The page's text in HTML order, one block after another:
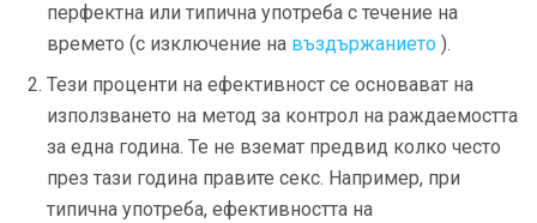
перфектна или типична употреба с течение на
времето (с изключение на въздържанието ).
Тези проценти на ефективност се основават на
използването на метод за контрол на раждаемостта
за една година. Те не вземат предвид колко често
през тази година правите секс. Например, при
типична употреба, ефективността на